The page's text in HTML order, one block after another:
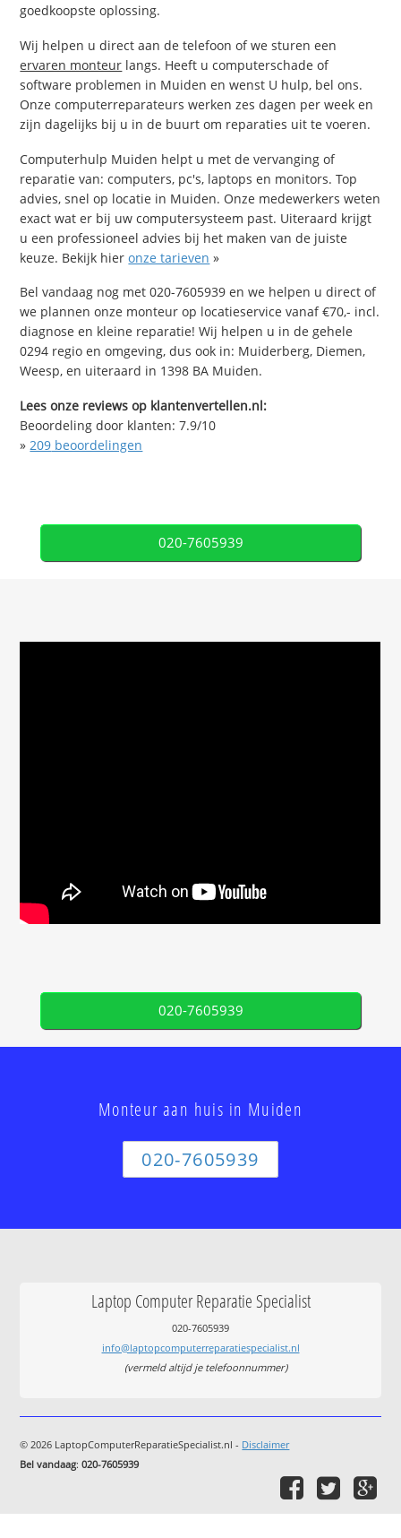
goedkoopste oplossing.
Wij helpen u direct aan de telefoon of we sturen een
ervaren monteur langs. Heeft u computerschade of
software problemen in Muiden en wenst U hulp, bel ons.
Onze computerreparateurs werken zes dagen per week en
zijn dagelijks bij u in de buurt om reparaties uit te voeren.
Computerhulp Muiden helpt u met de vervanging of
reparatie van: computers, pc's, laptops en monitors. Top
advies, snel op locatie in Muiden. Onze medewerkers weten
exact wat er bij uw computersysteem past. Uiteraard krijgt
u een professioneel advies bij het maken van de juiste
keuze. Bekijk hieronze tarieven »
Bel vandaag nog met 020-7605939 en we helpen u direct of
we plannen onze monteur op locatieservice vanaf €70,- incl.
diagnose en kleine reparatie! Wij helpen u in de gehele
0294 regio en omgeving, dus ook in: Muiderberg, Diemen,
Weesp, en uiteraard in 1398 BA Muiden.
Lees onze reviews op klantenvertellen.nl:
Beoordeling door klanten:7.9/10
»209 beoordelingen
020-7605939
020-7605939
Monteur aan huis in Muiden
020-7605939
Laptop Computer Reparatie Specialist
020-7605939
info@laptopcomputerreparatiespecialist.nl
(vermeld altijd je telefoonnummer)
© 2026 LaptopComputerReparatieSpecialist.nl - Disclaimer
Bel vandaag:020-7605939